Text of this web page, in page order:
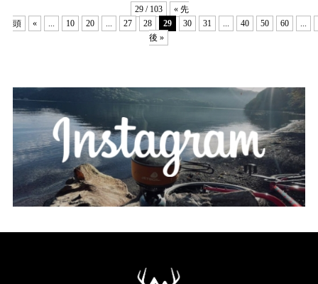
29 / 103
« 先
頭
« ... 10 20 ... 27 28 29 30 31 ... 40 50 60 ...
後 »